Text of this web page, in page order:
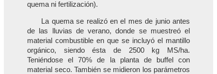
quema ni fertilización).
La quema se realizó en el mes de junio antes
de las lluvias de verano, donde se muestreó el
material combustible en que se incluyó el mantillo
orgánico, siendo ésta de 2500 kg MS/ha.
Teniéndose el 70% de la planta de buffel con
material seco. También se midieron los parámetros